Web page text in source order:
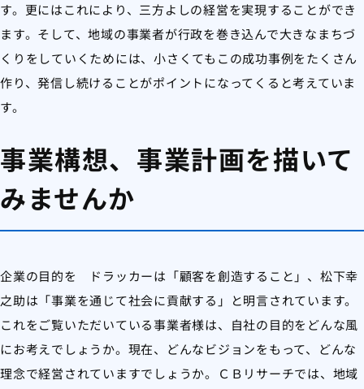
す。更にはこれにより、三方よしの経営を実現することができ
ます。そして、地域の事業者が行政を巻き込んで大きなまちづ
くりをしていくためには、小さくてもこの成功事例をたくさん
作り、発信し続けることがポイントになってくると考えていま
す。
事業構想、事業計画を描いて
みませんか
企業の目的を ドラッカーは「顧客を創造すること」、松下幸
之助は「事業を通じて社会に貢献する」と明言されています。
これをご覧いただいている事業者様は、自社の目的をどんな風
にお考えでしょうか。現在、どんなビジョンをもって、どんな
理念で経営されていますでしょうか。ＣＢリサーチでは、地域